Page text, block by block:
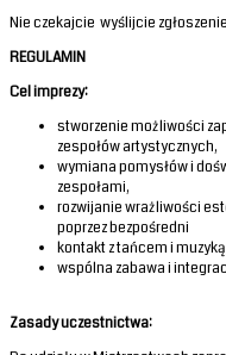
Nie czekajcie wyślijcie
REGULAMIN
Cel imprezy:
stworzenie możliwości
zespołów artystycznych,
wymiana pomysłów i
zespołami,
rozwijanie wrażliwości
poprzez bezpośredni
kontakt z tańcem i
wspólna zabawa i
Zasady uczestnictwa: